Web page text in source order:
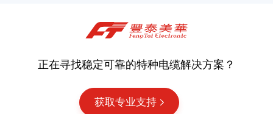
正在寻找稳定可靠的特种电缆解决方案？
获取专业支持